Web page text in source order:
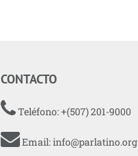
CONTACTO
Teléfono: +(507) 201-9000
Email:info@parlatino.org